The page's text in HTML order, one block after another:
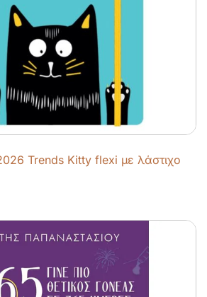
Trends Kitty flexi με λάστιχο